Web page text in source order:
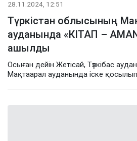
28.11.2024, 12:51
Түркістан облысының
ауданында «КІТАП –
ашылды
Осыған дейін Жетісай, Түлкібас
Мақтаарал ауданында іске